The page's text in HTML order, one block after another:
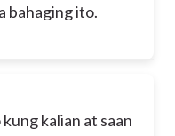
bahaging ito.
kalian at saan